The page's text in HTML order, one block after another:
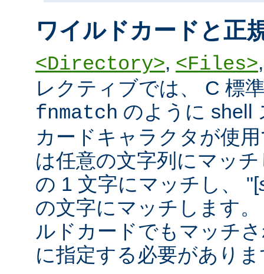
ワイルドカードと正
<Directory>, <Files>
レクティブでは、 C 標
fnmatch のように shell
カードキャラクタが使
は任意の文字列にマッ
の 1 文字にマッチし、 "[
の文字にマッチします
ルドカードでもマッチ
に指定する必要があり